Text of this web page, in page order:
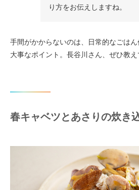
り方をお伝えしますね。
手間がかからないのは、日常的なごは
大事なポイント。長谷川さん、ぜひ教え
春キャベツとあさりの炊き